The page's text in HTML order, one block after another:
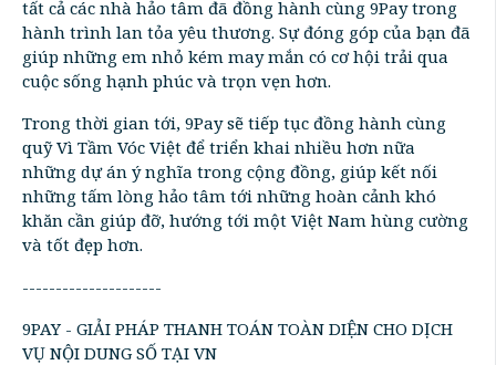
tất cả các nhà hảo tâm đã đồng hành cùng 9Pay trong
hành trình lan tỏa yêu thương. Sự đóng góp của bạn đã
giúp những em nhỏ kém may mắn có cơ hội trải qua
cuộc sống hạnh phúc và trọn vẹn hơn.
Trong thời gian tới, 9Pay sẽ tiếp tục đồng hành cùng
quỹ Vì Tầm Vóc Việt để triển khai nhiều hơn nữa
những dự án ý nghĩa trong cộng đồng, giúp kết nối
những tấm lòng hảo tâm tới những hoàn cảnh khó
khăn cần giúp đỡ, hướng tới một Việt Nam hùng cường
và tốt đẹp hơn.
---------------------
9PAY - GIẢI PHÁP THANH TOÁN TOÀN DIỆN CHO DỊCH
VỤ NỘI DUNG SỐ TẠI VN